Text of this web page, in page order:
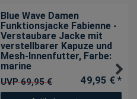
Blue Wave Damen
Funktionsjacke Fabienne -
Verstaubare Jacke mit
verstellbarer Kapuze und
Mesh-Innenfutter, Farbe:
marine
UVP 69,95 € 49,95 € *